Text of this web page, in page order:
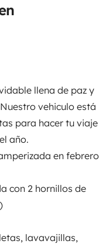
llena de paz y
vehiculo está
para hacer tu viaje
año.
en febrero
con 2 hornillos de
lavavajillas,
en Trusted